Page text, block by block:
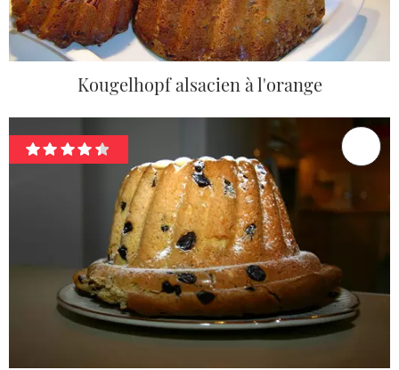
Kougelhopf alsacien à l'orange